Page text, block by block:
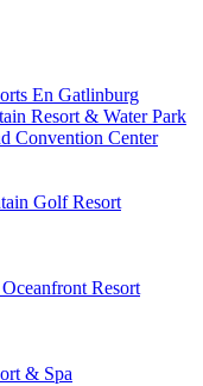
En Gatlinburg
Resort & Water Park
Convention Center
Golf Resort
Resort
& Spa